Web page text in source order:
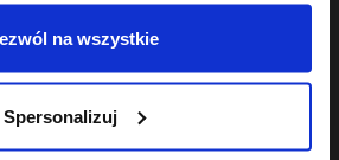
na wszystkie
Spersonalizuj